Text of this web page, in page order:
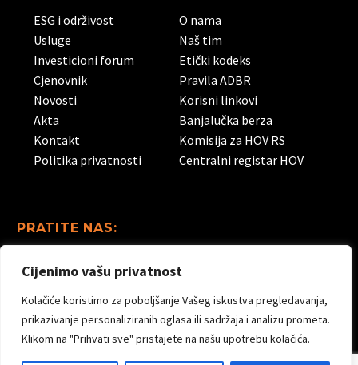
Cijenimo vašu privatnost
Kolačiće koristimo za poboljšanje Vašeg iskustva pregledavanja,
prikazivanje personaliziranih oglasa ili sadržaja i analizu prometa.
Klikom na "Prihvati sve" pristajete na našu upotrebu kolačića.
ESG i održivost
Usluge
Investicioni forum
Cjenovnik
O nama
Naš tim
Etički kodeks
Pravila ADBR
Novosti
Akta
Kontakt
Politika privatnosti
Korisni linkovi
Banjalučka berza
Komisija za HOV RS
Centralni registar HOV
PRATITE NAS:
Linkedin Facebook
Youtube